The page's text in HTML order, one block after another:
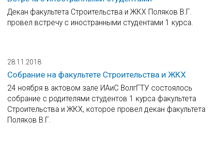
Декан факультета Строительства и ЖКХ Поляков В.Г.
провел встречу с иностранными студентами 1 курса.
28.11.2018
Собрание на факультете Строительства и ЖКХ
24 ноября в актовом зале ИАиС ВолгГТУ состоялось
собрание с родителями студентов 1 курса факультета
Строительства и ЖКХ, которое провел декан факультета
Поляков В.Г.